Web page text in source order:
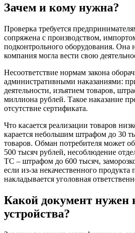
Зачем и кому нужна?
Проверка требуется
сопряжена с производством,
подконтрольного оборудования. Она
компания могла вести свою
Несоответствие нормам закона
административными наказаниями:
деятельности, изъятием товаров,
миллиона рублей. Такое наказание
отсутствие сертификата.
Что касается реализации товаров
карается небольшим штрафом до 30
товаров. Обман потребителя может
500 тысяч рублей, несоблюдение
ТС – штрафом до 600 тысяч,
если из-за некачественного продукта
накладывается уголовная
Какой документ нужен
устройства?